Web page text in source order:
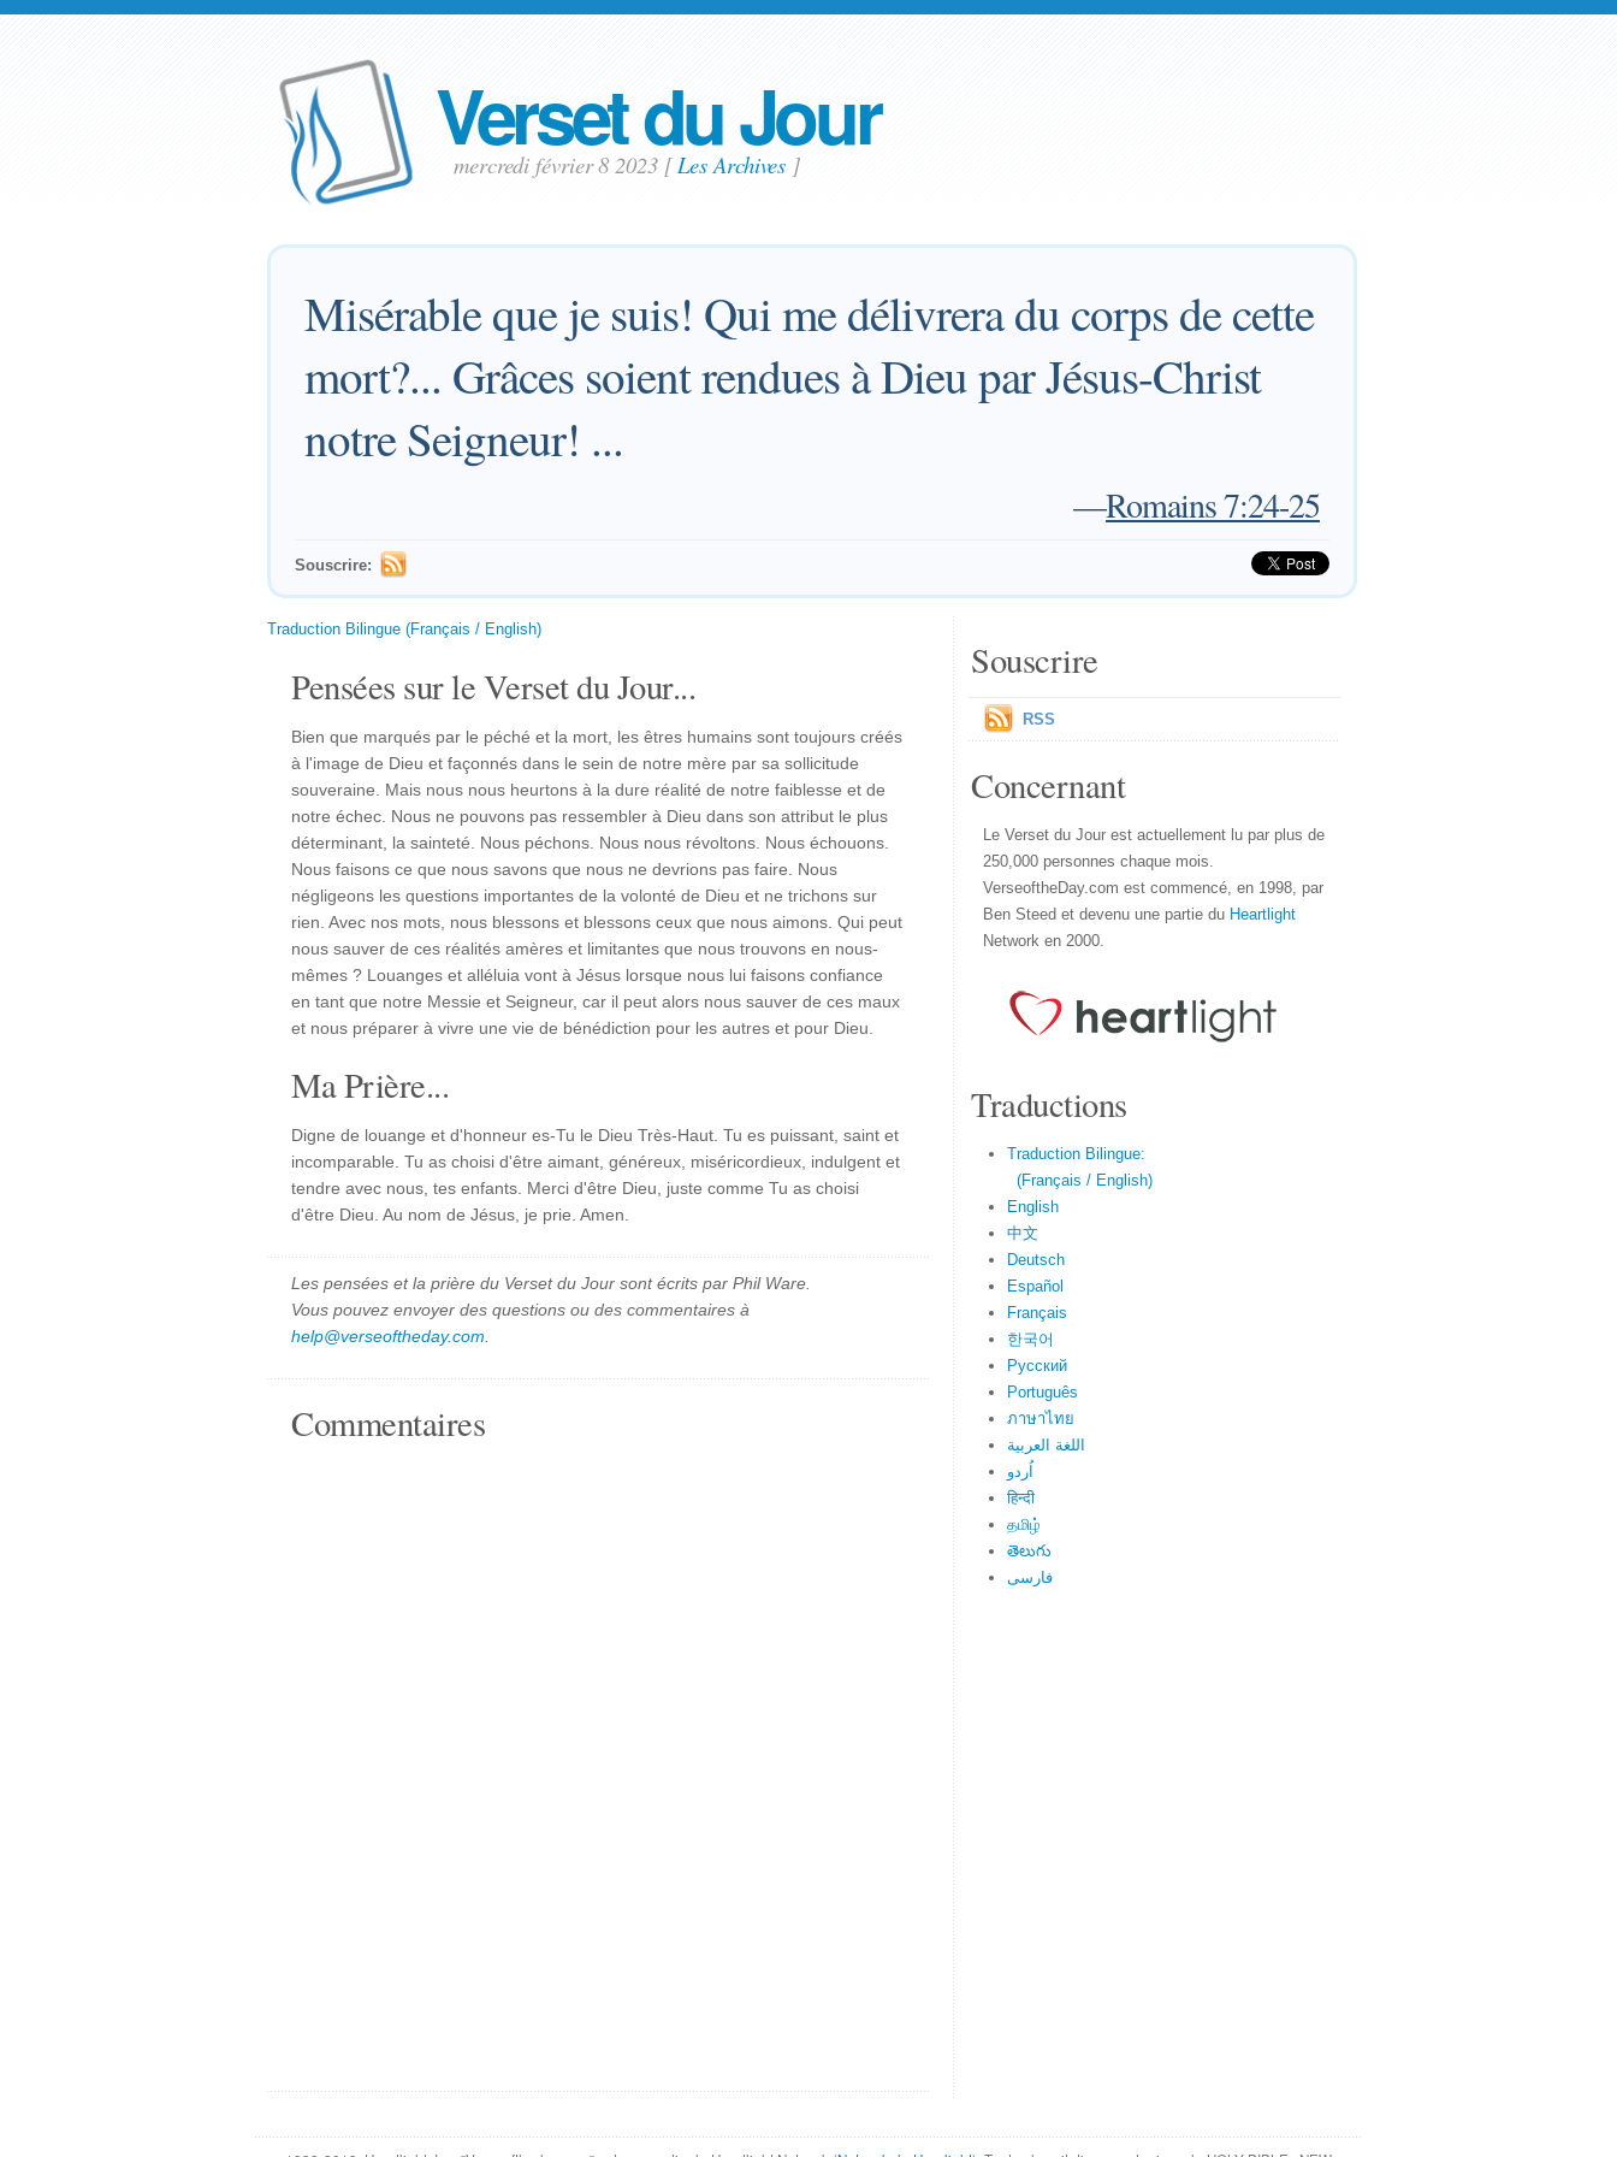
Verset du Jour
mercredi février 8 2023 [Les Archives ]
Misérable que je suis! Qui me délivrera du corps de cette
mort?... Grâces soient rendues à Dieu par Jésus-Christ
notre Seigneur! ...
—Romains 7:24-25
Souscrire:
Traduction Bilingue (Français / English)
Pensées sur le Verset du Jour...
Bien que marqués par le péché et la mort, les êtres humains sont toujours créés
à l'image de Dieu et façonnés dans le sein de notre mère par sa sollicitude
souveraine. Mais nous nous heurtons à la dure réalité de notre faiblesse et de
notre échec. Nous ne pouvons pas ressembler à Dieu dans son attribut le plus
déterminant, la sainteté. Nous péchons. Nous nous révoltons. Nous échouons.
Nous faisons ce que nous savons que nous ne devrions pas faire. Nous
négligeons les questions importantes de la volonté de Dieu et ne trichons sur
rien. Avec nos mots, nous blessons et blessons ceux que nous aimons. Qui peut
nous sauver de ces réalités amères et limitantes que nous trouvons en nous-
mêmes ? Louanges et alléluia vont à Jésus lorsque nous lui faisons confiance
en tant que notre Messie et Seigneur, car il peut alors nous sauver de ces maux
et nous préparer à vivre une vie de bénédiction pour les autres et pour Dieu.
Ma Prière...
Digne de louange et d'honneur es-Tu le Dieu Très-Haut. Tu es puissant, saint et
incomparable. Tu as choisi d'être aimant, généreux, miséricordieux, indulgent et
tendre avec nous, tes enfants. Merci d'être Dieu, juste comme Tu as choisi
d'être Dieu. Au nom de Jésus, je prie. Amen.
Les pensées et la prière du Verset du Jour sont écrits par Phil Ware.
Vous pouvez envoyer des questions ou des commentaires à
help@verseoftheday.com
Commentaires
Souscrire
RSS
Concernant
Le Verset du Jour est actuellement lu par plus de
250,000 personnes chaque mois.
VerseoftheDay.com est commencé, en 1998, par
Ben Steed et devenu une partie du Heartlight
Network en 2000.
Traductions
Traduction Bilingue:
(Français / English)
English
中文
Deutsch
Español
Français
한국어
Русский
Português
ภาษาไทย
اللغة العربية
اُردو
हिन्दी
தமிழ்
తెలుగు
فارسی